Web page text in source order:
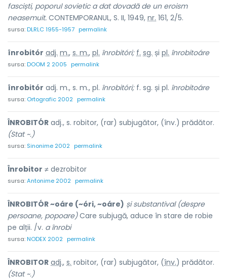
fasciști, poporul sovietic a dat dovadă de un eroism
neasemuit. CONTEMPORANUL, S. II, 1949, nr. 161, 2/5.
sursa:DLRLC 1955-1957 permalink
înrobitór adj. m., s. m., pl. înrobitóri; f. sg. și pl. înrobitoáre
sursa:DOOM 2 2005 permalink
înrobitór adj. m., s. m., pl. înrobitóri;f. sg. și pl. înrobitoáre
sursa: Ortografic 2002 permalink
ÎNROBITÓR adj., s. robitor, (rar) subjugător, (înv.) prădător.
(Stat ~.)
sursa: Sinonime 2002 permalink
Înrobitor ≠ dezrobitor
sursa:Antonime 2002 permalink
ÎNROBITÓR ~oáre (~óri, ~oáre) și substantival (despre
persoane, popoare)Care subjugă, aduce în stare de robie
pe alții. /v. a înrobi
sursa:NODEX 2002 permalink
ÎNROBITOR adj., s. robitor, (rar) subjugător, (înv.) prădător.
(Stat ~.)